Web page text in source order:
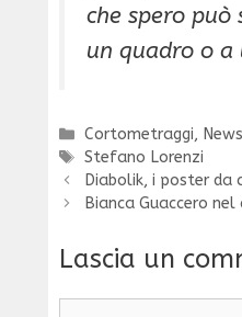
che spero
un quadro o a
Categorie
Cortometraggi, News
Tag
Stefano Lorenzi
Diabolik, i poster da
Bianca Guaccero
Lascia un